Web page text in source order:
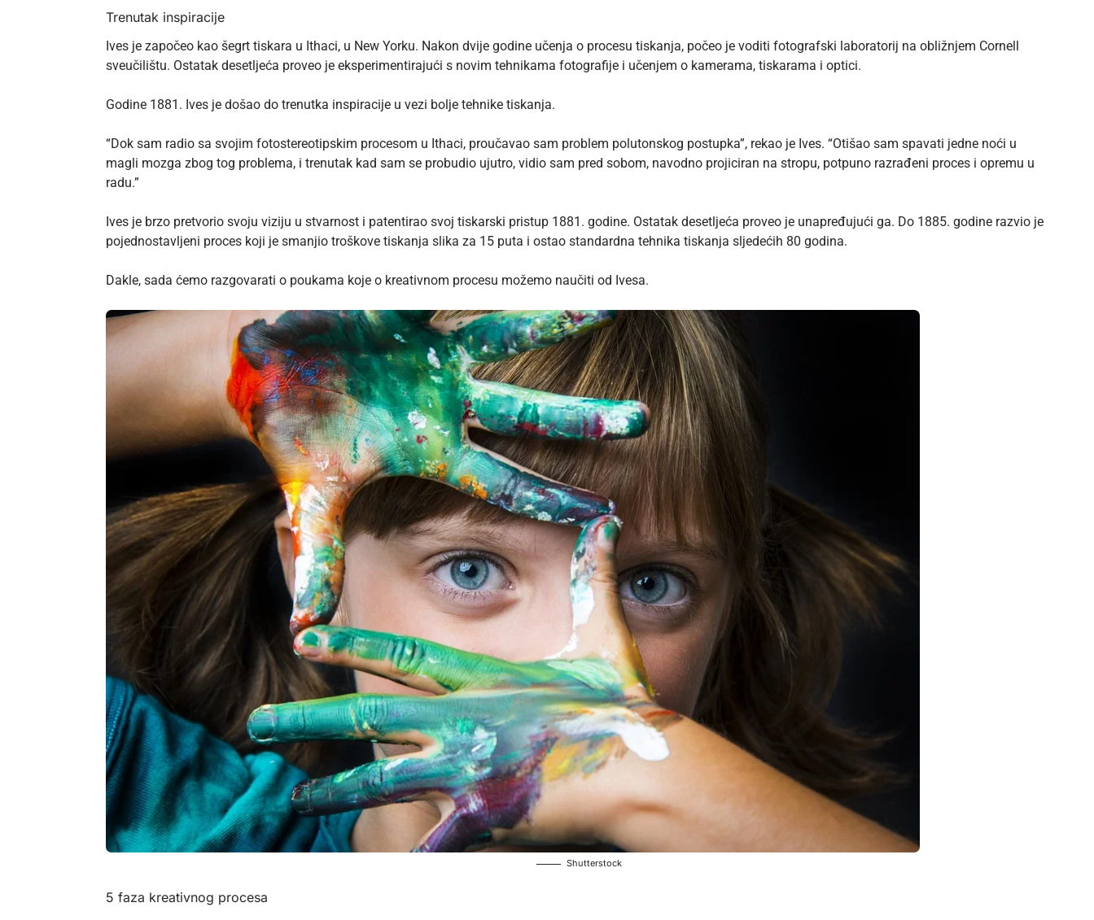
Trenutak inspiracije
Ives je započeo kao šegrt tiskara u Ithaci, u New Yorku. Nakon dvije godine učenja o procesu tiskanja, počeo je voditi fotografski laboratorij na obližnjem Cornell
sveučilištu. Ostatak desetljeća proveo je eksperimentirajući s novim tehnikama fotografije i učenjem o kamerama, tiskarama i optici.
Godine 1881. Ives je došao do trenutka inspiracije u vezi bolje tehnike tiskanja.
“Dok sam radio sa svojim fotostereotipskim procesom u Ithaci, proučavao sam problem polutonskog postupka”, rekao je Ives. “Otišao sam spavati jedne noći u
magli mozga zbog tog problema, i trenutak kad sam se probudio ujutro, vidio sam pred sobom, navodno projiciran na stropu, potpuno razrađeni proces i opremu u
radu.”
Ives je brzo pretvorio svoju viziju u stvarnost i patentirao svoj tiskarski pristup 1881. godine. Ostatak desetljeća proveo je unapređujući ga. Do 1885. godine razvio je
pojednostavljeni proces koji je smanjio troškove tiskanja slika za 15 puta i ostao standardna tehnika tiskanja sljedećih 80 godina.
Dakle, sada ćemo razgovarati o poukama koje o kreativnom procesu možemo naučiti od Ivesa.
Shutterstock
5 faza kreativnog procesa